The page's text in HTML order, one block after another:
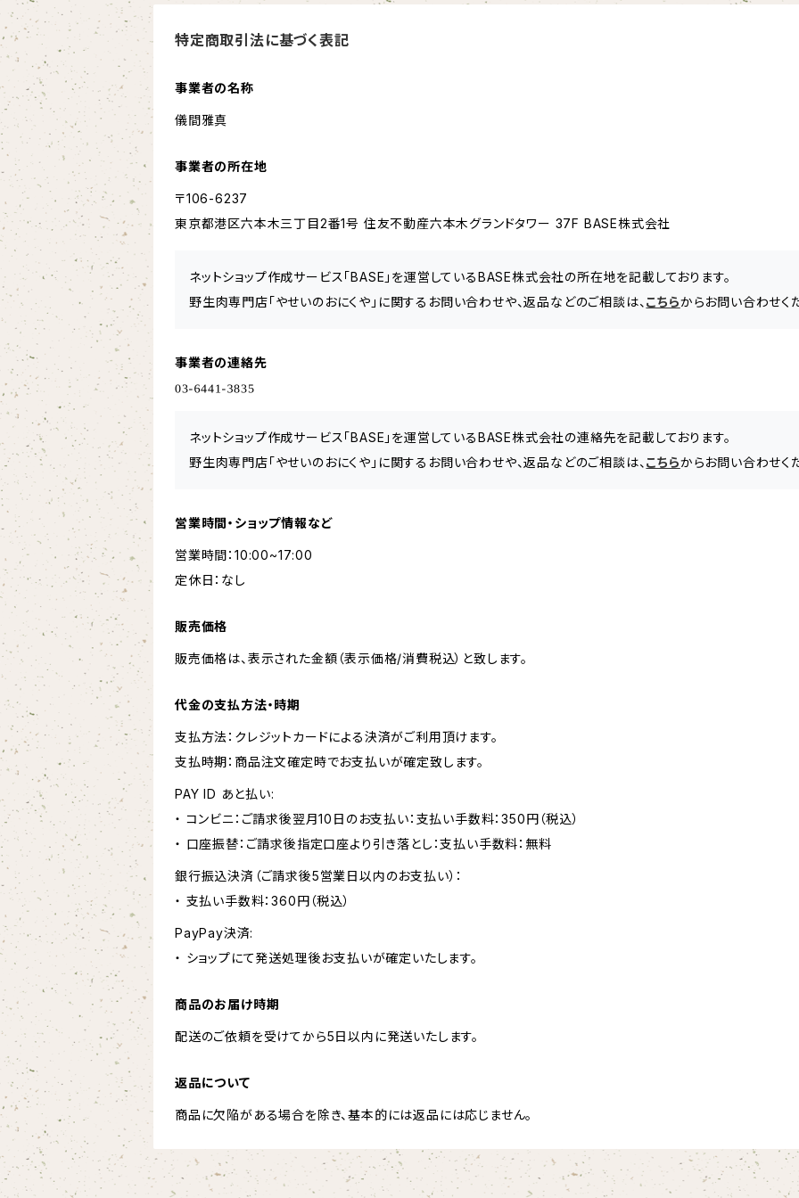
特定商取引法に基づく表記
事業者の名称
儀間雅真
事業者の所在地
〒106-6237
東京都港区六本木三丁目2番1号 住友不動産六本木グランドタワー 37F BASE株式会社
ネットショップ作成サービス「BASE」を運営しているBASE株式会社の所在地を記載しております。
野生肉専門店「やせいのおにくや」に関するお問い合わせや、返品などのご相談は、 こちらからお問い合わせく
事業者の連絡先
ネットショップ作成サービス「BASE」を運営しているBASE株式会社の連絡先を記載しております。
野生肉専門店「やせいのおにくや」に関するお問い合わせや、返品などのご相談は、 こちらからお問い合わせく
営業時間・ショップ情報など
営業時間：10:00~17:00
定休日：なし
販売価格
販売価格は、表示された金額（表示価格/消費税込）と致します。
代金の支払方法・時期
支払方法：クレジットカードによる決済がご利用頂けます。
支払時期：商品注文確定時でお支払いが確定致します。
PAY ID あと払い:
・ コンビニ：ご請求後翌月10日のお支払い：支払い手数料：350円（税込）
・ 口座振替：ご請求後指定口座より引き落とし：支払い手数料：無料
銀行振込決済（ご請求後5営業日以内のお支払い）：
・ 支払い手数料：360円（税込）
PayPay決済:
・ ショップにて発送処理後お支払いが確定いたします。
商品のお届け時期
配送のご依頼を受けてから5日以内に発送いたします。
返品について
商品に欠陥がある場合を除き、基本的には返品には応じません。